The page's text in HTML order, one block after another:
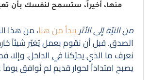
منها، أخيراً، ستسمح لنفسك بأن
من النيّة إلى الأثريبدأ من هنا، من هذا
الصدق. قبل أن نقوم بعمل يُغيّر شيئاً
نعرف ما الذي يحرّكنا في الداخل. وإلا،
يصبح امتداداً لحوار قديم لم نُوافق